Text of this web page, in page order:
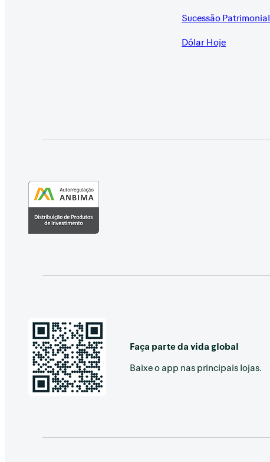
Sucessão Patrimonial
Dólar Hoje
Faça parte da vida global
Baixe o app nas principais lojas.